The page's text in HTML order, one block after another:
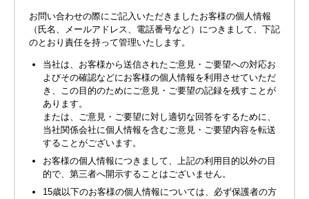
お問い合わせの際にご記入いただきましたお客様の個人情報
（氏名、メールアドレス、電話番号など）につきまして、下記
のとおり責任を持って管理いたします。
当社は、お客様から送信されたご意見・ご要望への対応お
よびその確認などにお客様の個人情報を利用させていただ
き、この目的のためにご意見・ご要望の記録を残すことが
あります。
または、ご意見・ご要望に対し適切な回答をするために、
当社関係会社に個人情報を含むご意見・ご要望内容を転送
することがございます。
お客様の個人情報につきまして、上記の利用目的以外の目
的で、第三者へ開示することはございません。
15歳以下のお客様の個人情報については、必ず保護者の方